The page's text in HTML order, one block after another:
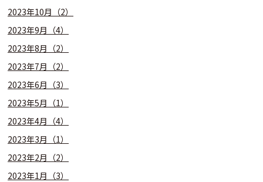
2023年10月（2）
2023年9月（4）
2023年8月（2）
2023年7月（2）
2023年6月（3）
2023年5月（1）
2023年4月（4）
2023年3月（1）
2023年2月（2）
2023年1月（3）